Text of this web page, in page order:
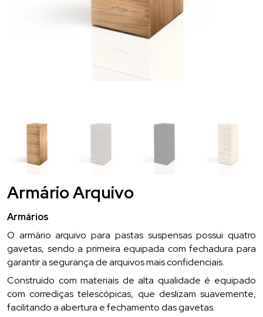
Armário Arquivo
Armários
O armário arquivo para pastas suspensas possui quatro
gavetas, sendo a primeira equipada com fechadura para
garantir a segurança de arquivos mais confidenciais.
Construído com materiais de alta qualidade é equipado
com corrediças telescópicas, que deslizam suavemente,
facilitando a abertura e fechamento das gavetas.